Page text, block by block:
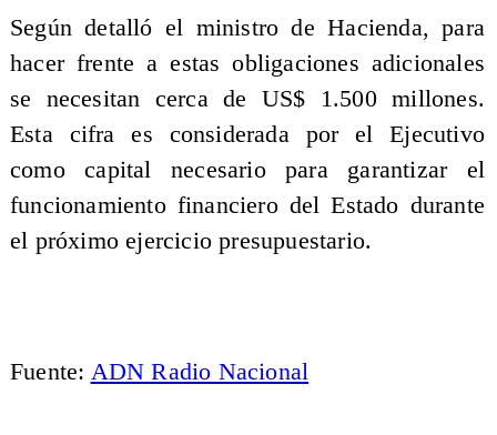
Según detalló el ministro de Hacienda, para
hacer frente a estas obligaciones adicionales
se necesitan cerca de US$ 1.500 millones.
Esta cifra es considerada por el Ejecutivo
como capital necesario para garantizar el
funcionamiento financiero del Estado durante
el próximo ejercicio presupuestario.
Fuente: ADN Radio Nacional